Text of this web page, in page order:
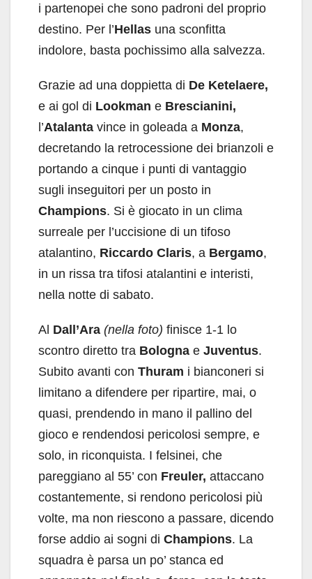
i partenopei che sono padroni del proprio
destino. Per l’Hellas una sconfitta
indolore, basta pochissimo alla salvezza.
Grazie ad una doppietta di De Ketelaere,
e ai gol di Lookman e Brescianini,
l’Atalanta vince in goleada a Monza,
decretando la retrocessione dei brianzoli e
portando a cinque i punti di vantaggio
sugli inseguitori per un posto in
Champions. Si è giocato in un clima
surreale per l’uccisione di un tifoso
atalantino, Riccardo Claris, a Bergamo,
in un rissa tra tifosi atalantini e interisti,
nella notte di sabato.
Al Dall’Ara (nella foto) finisce 1-1 lo
scontro diretto tra Bologna e Juventus.
Subito avanti con Thuram i bianconeri si
limitano a difendere per ripartire, mai, o
quasi, prendendo in mano il pallino del
gioco e rendendosi pericolosi sempre, e
solo, in riconquista. I felsinei, che
pareggiano al 55’ con Freuler, attaccano
costantemente, si rendono pericolosi più
volte, ma non riescono a passare, dicendo
forse addio ai sogni di Champions. La
squadra è parsa un po’ stanca ed